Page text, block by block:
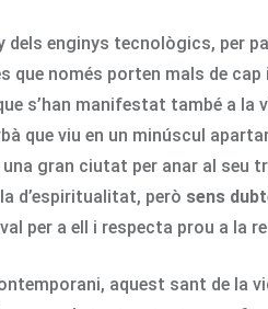
dels enginys tecnològics, per
només porten mals de
s’han manifestat també a
que viu en un minúscul
gran ciutat per anar al seu
d’espiritualitat, però sens
per a ell i respecta prou a la
aquest sant de